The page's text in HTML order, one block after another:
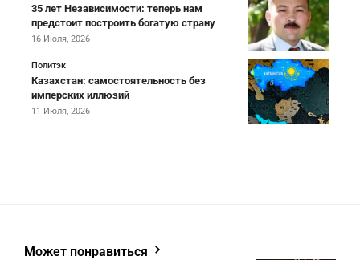
35 лет Независимости: теперь нам
предстоит построить богатую страну
16 Июля, 2026
Политэк
Казахстан: самостоятельность без
имперских иллюзий
11 Июля, 2026
Может понравиться